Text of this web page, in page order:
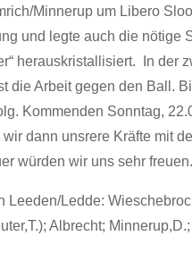
Minnerup um Libero
und legte auch die nötige
herauskristallisiert. In der
die Arbeit gegen den Ball.
Kommenden Sonntag,
dann unsrere Kräfte mit
würden wir uns sehr freuen.
Leeden/Ledde:
Albrecht;